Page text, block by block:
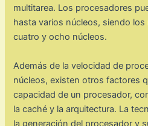
multitarea. Los procesadores
hasta varios núcleos, siendo
cuatro y ocho núcleos.
Además de la velocidad de
núcleos, existen otros factores
capacidad de un procesador,
la caché y la arquitectura. La
la generación del procesador y